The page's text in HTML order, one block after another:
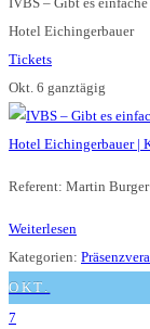
Hotel Eichingerbauer
Tickets
Okt. 6 ganztägig
Referent: Martin Burger
Weiterlesen
Kategorien:
OKT.
7